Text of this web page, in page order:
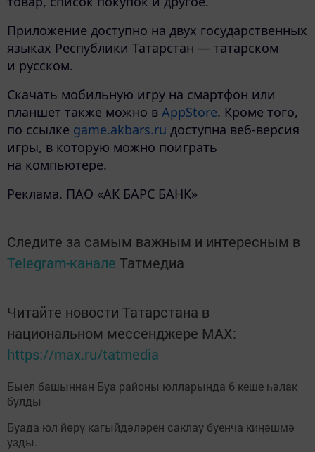
Приложение доступно на двух государственных
языках Республики Татарстан — татарском
и русском.
Скачать мобильную игру на смартфон или
планшет также можно в AppStore. Кроме того,
по ссылке game.akbars.ru доступна веб-версия
игры, в которую можно поиграть
на компьютере.
Реклама. ПАО «АК БАРС БАНК»
Следите за самым важным и интересным в
Telegram-канале Татмедиа
Читайте новости Татарстана в
национальном мессенджере MАХ:
https://max.ru/tatmedia
Быел башыннан Буа районы юлларында 6 кеше һәлак
булды
Буада юл йөрү кагыйдәләрен саклау буенча киңәшмә
узды.